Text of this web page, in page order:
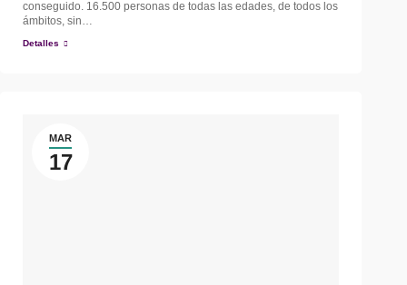
conseguido. 16.500 personas de todas las edades, de todos los
ámbitos, sin…
Detalles
MAR
17